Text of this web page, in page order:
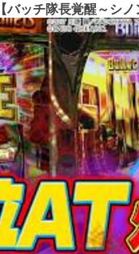
【バッチ隊長覚醒～シ